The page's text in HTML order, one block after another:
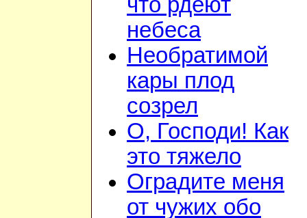
что рдеют
небеса
Необратимой
кары плод
созрел
О, Господи! Как
это тяжело
Оградите меня
от чужих обо